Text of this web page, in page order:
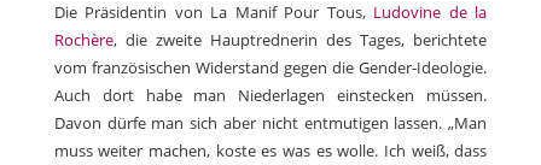
Die Präsidentin von La Manif Pour Tous, Ludovine de la
Rochère, die zweite Hauptrednerin des Tages, berichtete
vom französischen Widerstand gegen die Gender-Ideologie.
Auch dort habe man Niederlagen einstecken müssen.
Davon dürfe man sich aber nicht entmutigen lassen. „Man
muss weiter machen, koste es was es wolle. Ich weiß, dass